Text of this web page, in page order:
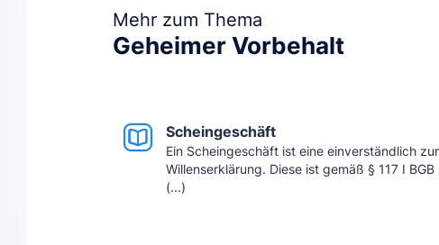
Mehr zum Thema
Geheimer Vorbehalt
Scheingeschäft
Ein Scheingeschäft ist eine einverständlich
Willenserklärung. Diese ist gemäß § 117 I
(...)